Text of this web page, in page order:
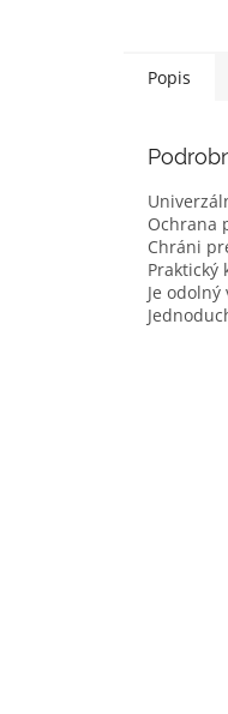
Popis
Ochrana
Chráni
Praktický
Je